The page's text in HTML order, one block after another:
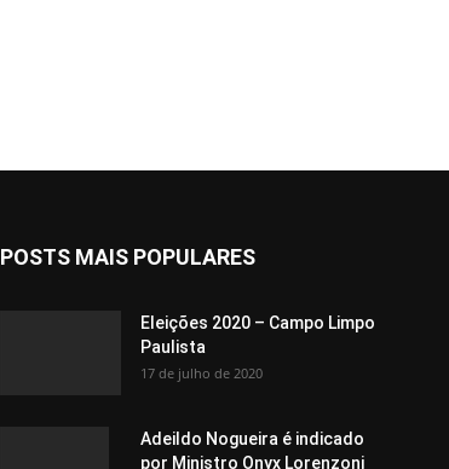
POSTS MAIS POPULARES
Eleições 2020 – Campo Limpo
Paulista
17 de julho de 2020
Adeildo Nogueira é indicado
por Ministro Onyx Lorenzoni